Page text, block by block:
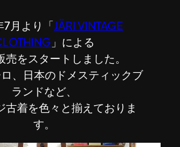
月より「JÄRI VINTAGE
」による
売をスタートしました。
、日本のドメスティックブ
ランドなど、
古着を色々と揃えておりま
す。